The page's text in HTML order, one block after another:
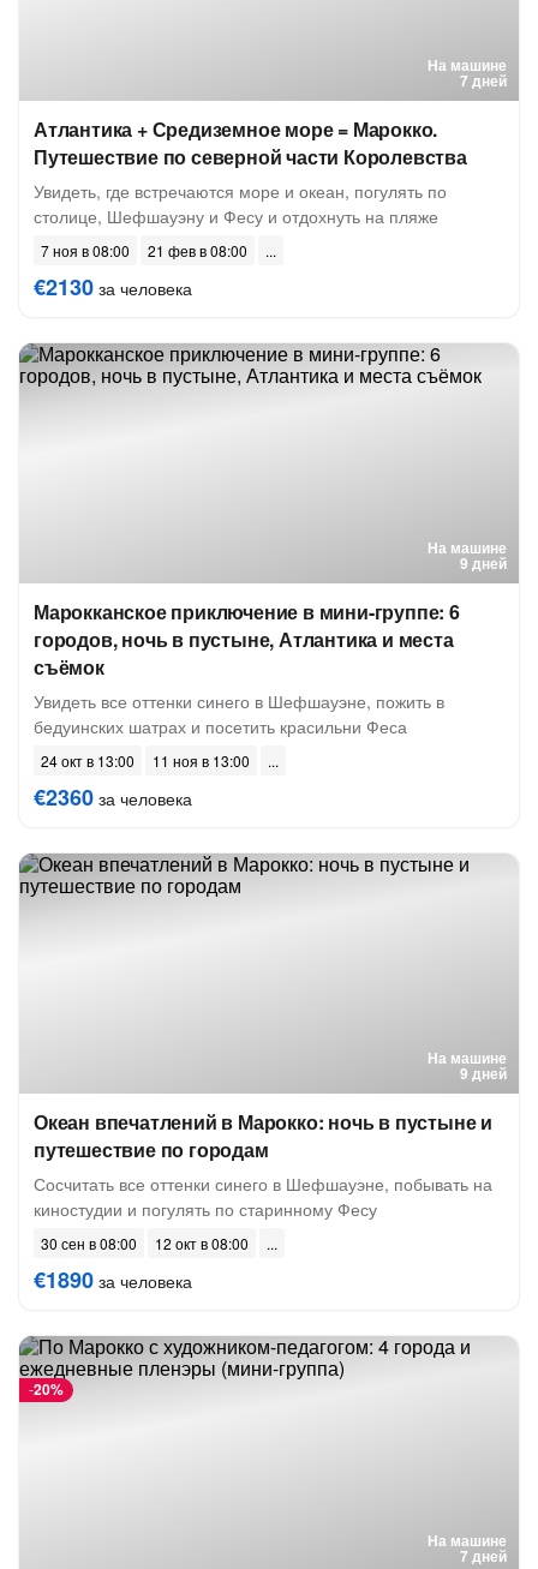
На машине
7 дней
Атлантика + Средиземное море = Марокко.
Путешествие по северной части Королевства
Увидеть, где встречаются море и океан, погулять по
столице, Шефшауэну и Фесу и отдохнуть на пляже
7 ноя в 08:00 21 фев в 08:00
€2130 за человека
На машине
9 дней
Марокканское приключение в мини-группе: 6
городов, ночь в пустыне, Атлантика и места
съёмок
Увидеть все оттенки синего в Шефшауэне, пожить в
бедуинских шатрах и посетить красильни Феса
24 окт в 13:00 11 ноя в 13:00
€2360 за человека
На машине
9 дней
Океан впечатлений в Марокко: ночь в пустыне и
путешествие по городам
Сосчитать все оттенки синего в Шефшауэне, побывать на
киностудии и погулять по старинному Фесу
30 сен в 08:00 12 окт в 08:00
€1890 за человека
На машине
7 дней
-20%